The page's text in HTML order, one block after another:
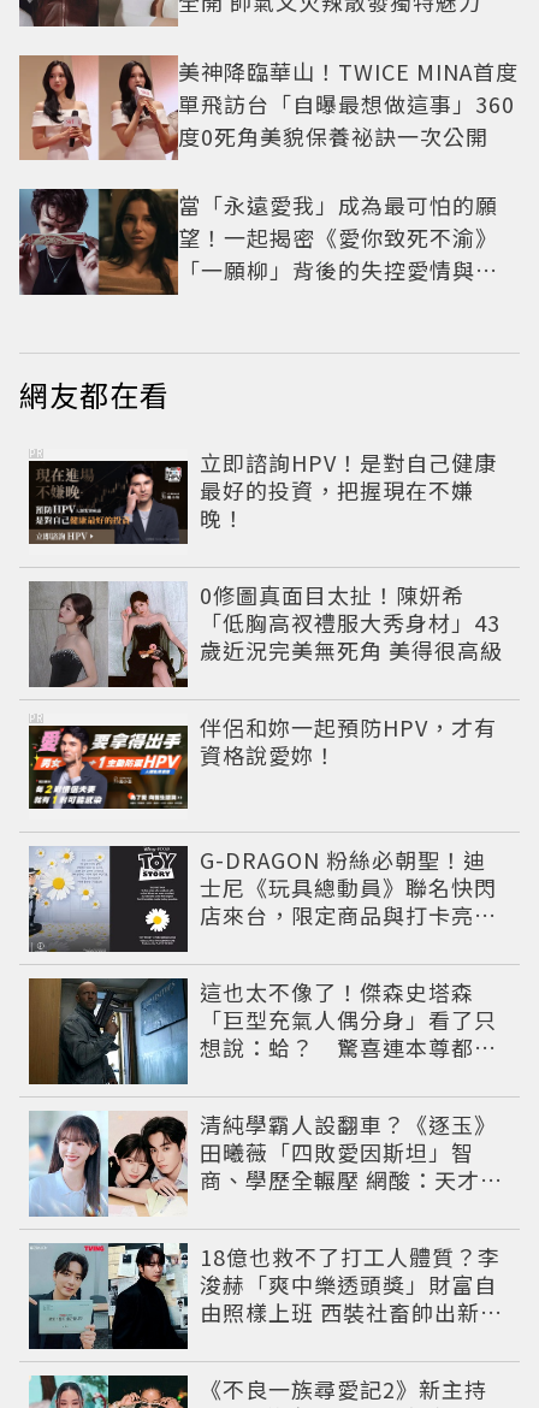
美神降臨華山！TWICE MINA首度
單飛訪台「自曝最想做這事」360
度0死角美貌保養祕訣一次公開
當「永遠愛我」成為最可怕的願
望！一起揭密《愛你致死不渝》
「一願柳」背後的失控愛情與爆
網友都在看
立即諮詢HPV！是對自己健康
最好的投資，把握現在不嫌
晚！
PR
0修圖真面目太扯！陳妍希
「低胸高衩禮服大秀身材」43
歲近況完美無死角 美得很高級
伴侶和妳一起預防HPV，才有
資格說愛妳！
PR
G-DRAGON 粉絲必朝聖！迪
士尼《玩具總動員》聯名快閃
店來台，限定商品與打卡亮點
這也太不像了！傑森史塔森
「巨型充氣人偶分身」看了只
想說：蛤？ 驚喜連本尊都吐
清純學霸人設翻車？《逐玉》
田曦薇「四敗愛因斯坦」智
商、學歷全輾壓 網酸：天才全
18億也救不了打工人體質？李
浚赫「爽中樂透頭獎」財富自
由照樣上班 西裝社畜帥出新高
《不良一族尋愛記2》新主持